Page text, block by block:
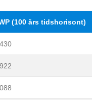
(100 års tidshorisont)